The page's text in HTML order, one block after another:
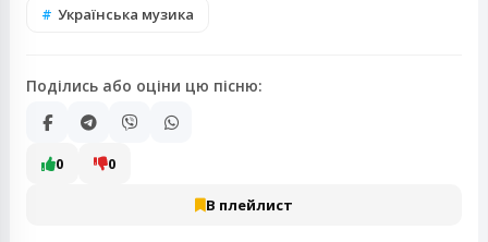
Українська музика
Поділись або оціни цю пісню:
0 0
В плейлист